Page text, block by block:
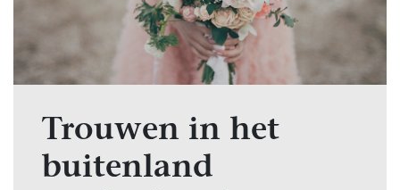
Trouwen in het
buitenland